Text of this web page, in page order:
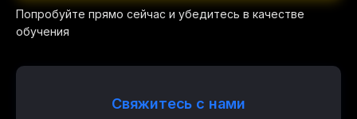
Попробуйте прямо сейчас и убедитесь в качестве
обучения
Свяжитесь с нами